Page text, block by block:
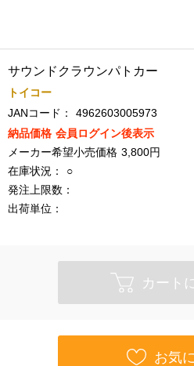
サウンドクラウンパトカー
トイコー
JANコード：
4962603005973
納品価格 会員ログイン後表示
メーカー希望小売価格 3,800円
在庫状況：
○
発注上限数：
出荷単位：
カート
お気